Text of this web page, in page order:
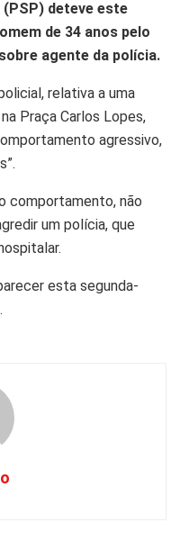
deteve este
de 34 anos pelo
agente da polícia.
relativa a uma
Praça Carlos Lopes,
agressivo,
comportamento, não
um polícia, que
esta segunda-